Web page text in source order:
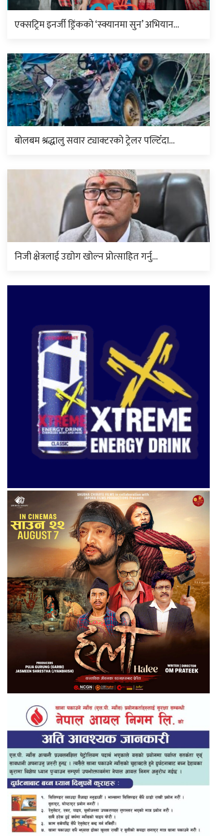
एक्सट्रिम इनर्जी ड्रिंकको ‘स्क्यानमा सुन’ अभियान…
बोलबम श्रद्धालु सवार ट्याक्टरको ट्रेलर पल्टिँदा…
निजी क्षेत्रलाई उद्योग खोल्न प्रोत्साहित गर्नु…